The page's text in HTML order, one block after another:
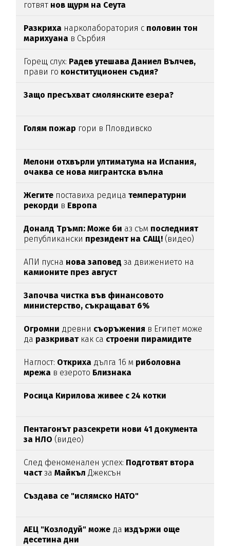
готвят нов щурм на Сеута
Разкриха нарколаборатория с половин тон
марихуана в Сърбия
Горещ слух: Радев утешава Даниел Вълчев,
прави го конституционен съдия?
Защо пресъхват смолянските езера?
Голям пожар гори в Пловдивско
Мелони отхвърли ултиматума на Испания,
очаква се нова мигрантска вълна
Жегите поставиха редицатемпературни
рекорди в Европа
Доналд Тръмп: Може би аз съм последният
републикански президент на САЩ! (видео)
АПИ пусна нова заповед за движението на
камионите през август
Започва чистка във финансовото
министерство, съкращават 6%
Огромни древни съоръжения в Египет може
да разкриваткак са строени пирамидите
Наглост: Откриха дълга 16 м риболовна
мрежа в езерото Близнака
Росица Кирилова живее с 24 котки
Пентагонът разсекрети нови 41 документа
за НЛО (видео)
След феноменален успех: Подготвят втора
частза Майкъл Джексън
Създава се "ислямско НАТО"
АЕЦ "Козлодуй" може да издържи още
десетина дни